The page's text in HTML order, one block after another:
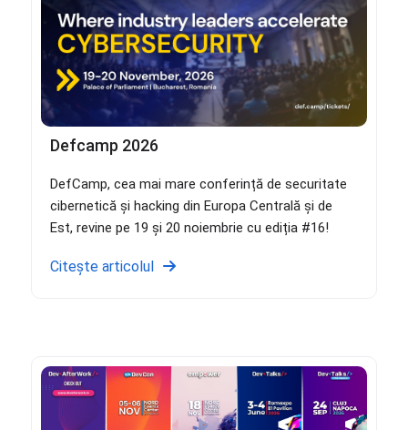
Defcamp 2026
DefCamp, cea mai mare conferință de securitate
cibernetică și hacking din Europa Centrală și de
Est, revine pe 19 și 20 noiembrie cu ediția #16!
Citește articolul